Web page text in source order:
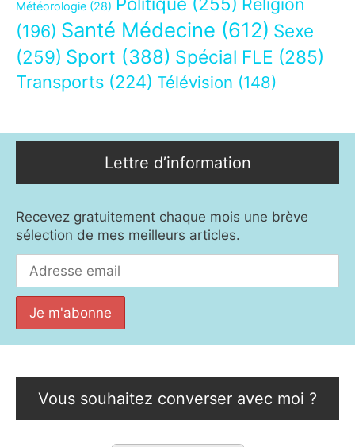
Météorologie (28)
(196) Santé Médecine (612) Sexe
(259) Sport (388) Spécial FLE (285)
Transports (224) Télévision (148)
Lettre d’information
Recevez gratuitement chaque mois une brève
sélection de mes meilleurs articles.
Vous souhaitez converser avec moi ?